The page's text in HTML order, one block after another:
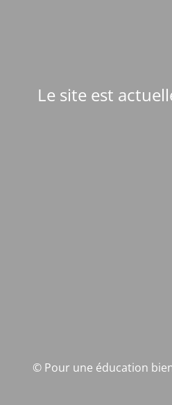
Le site est
© Pour une éducation